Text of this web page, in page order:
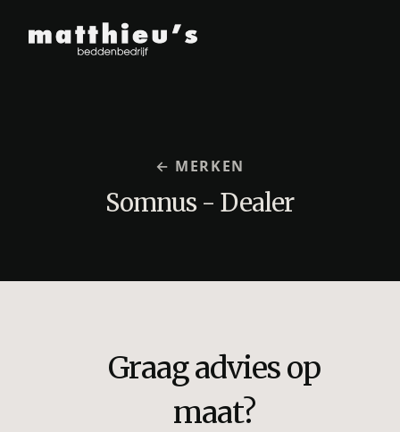
← MERKEN
Somnus - Dealer
Graag advies op
maat?